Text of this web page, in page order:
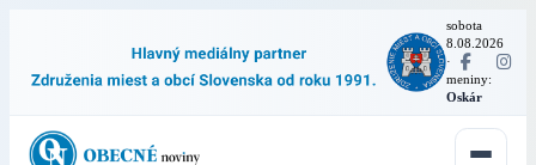
sobota
8.08.2026
·
meniny:
Oskár